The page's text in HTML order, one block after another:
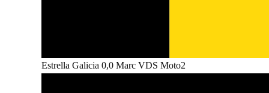
Estrella Galicia 0,0 Marc VDS Moto2